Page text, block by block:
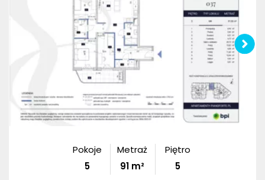
Pokoje
5
Metraż
91 m²
Piętro
5